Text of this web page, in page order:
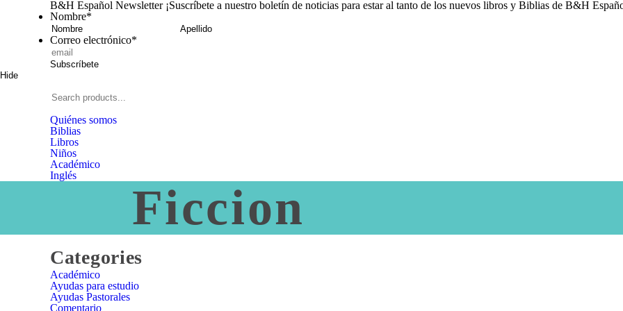
B&H Español Newsletter ¡Suscríbete a nuestro boletín de noticias para estar al tanto de los nuevos libros y Biblias de B&H
Nombre*
Nombre
Correo electrónico*
Subscríbete
Hide
Español
Quiénes somos
Biblias
Libros
Niños
Académico
Inglés
Ficcion
Close
Categories
Categories
Académico
Ayudas para estudio
Ayudas Pastorales
Comentario